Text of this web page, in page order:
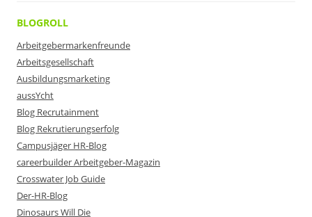
BLOGROLL
Arbeitgebermarkenfreunde
Arbeitsgesellschaft
Ausbildungsmarketing
aussYcht
Blog Recrutainment
Blog Rekrutierungserfolg
Campusjäger HR-Blog
careerbuilder Arbeitgeber-Magazin
Crosswater Job Guide
Der-HR-Blog
Dinosaurs Will Die